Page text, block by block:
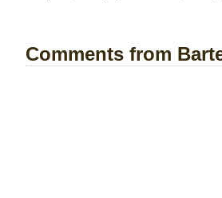
Comments from